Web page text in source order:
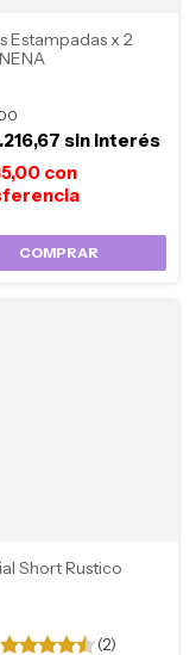
Estampadas x 2
con
sin interés
COMPRAR
Short Rustico
(2)